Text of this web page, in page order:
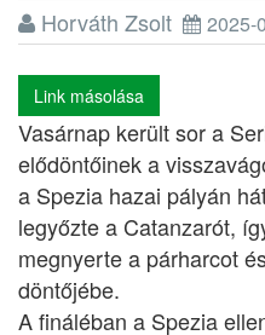
Horváth Zsolt 2025-
Link másolása
Vasárnap került sor a
elődöntőinek a
a Spezia hazai pályán
legyőzte a Catanzarót,
megnyerte a párharcot
döntőjébe.
A fináléban a Spezia